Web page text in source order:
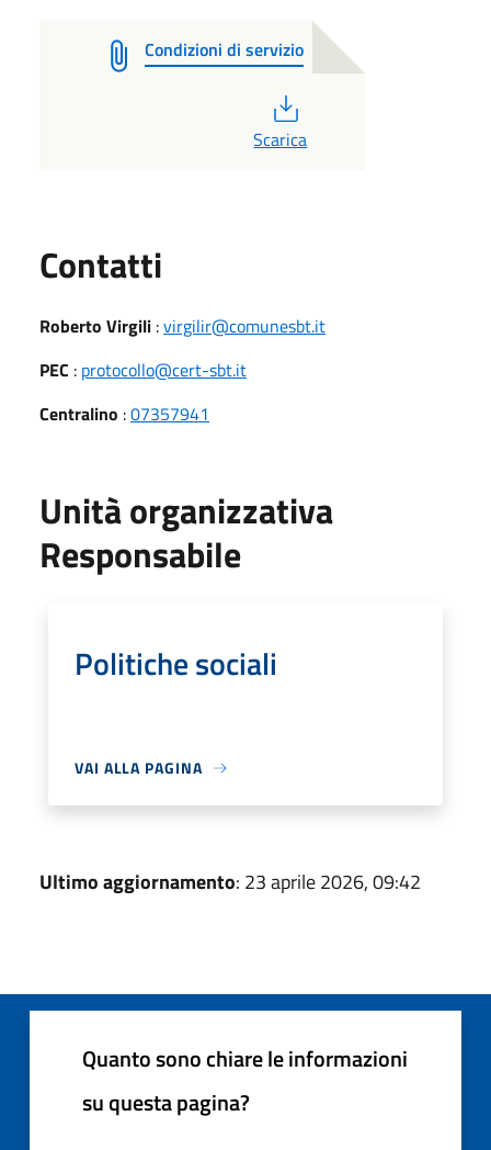
Condizioni di servizio
Scarica
Contatti
Roberto Virgili :virgilir@comunesbt.it
PEC : protocollo@cert-sbt.it
Centralino :07357941
Unità organizzativa
Responsabile
Politiche sociali
VAI ALLA PAGINA
Ultimo aggiornamento: 23 aprile 2026, 09:42
Quanto sono chiare le informazioni
su questa pagina?